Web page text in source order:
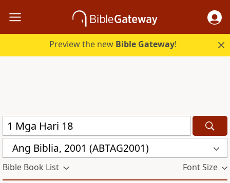
Preview the new Bible Gateway!
Ang Biblia, 2001 (ABTAG2001)
Bible Book List Font Size